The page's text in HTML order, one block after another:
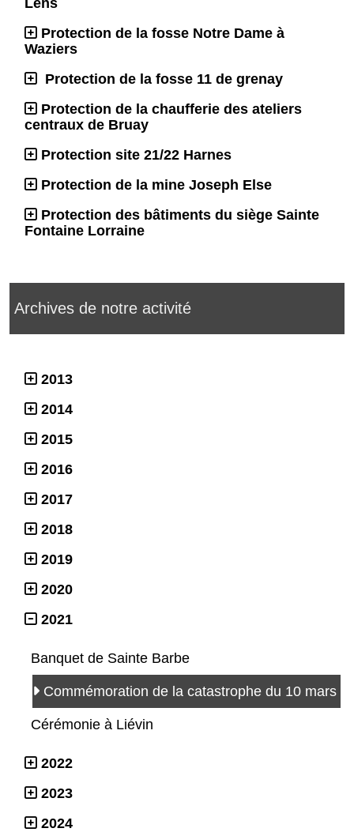
Protection de la fosse Notre Dame à
Waziers
Protection de la fosse 11 de grenay
Protection de la chaufferie des ateliers
centraux de Bruay
Protection site 21/22 Harnes
Protection de la mine Joseph Else
Protection des bâtiments du siège Sainte
Fontaine Lorraine
Archives de notre activité
2013
2014
2015
2016
2017
2018
2019
2020
2021
Banquet de Sainte Barbe
Commémoration de la catastrophe du 10 mars
Cérémonie à Liévin
2022
2023
2024